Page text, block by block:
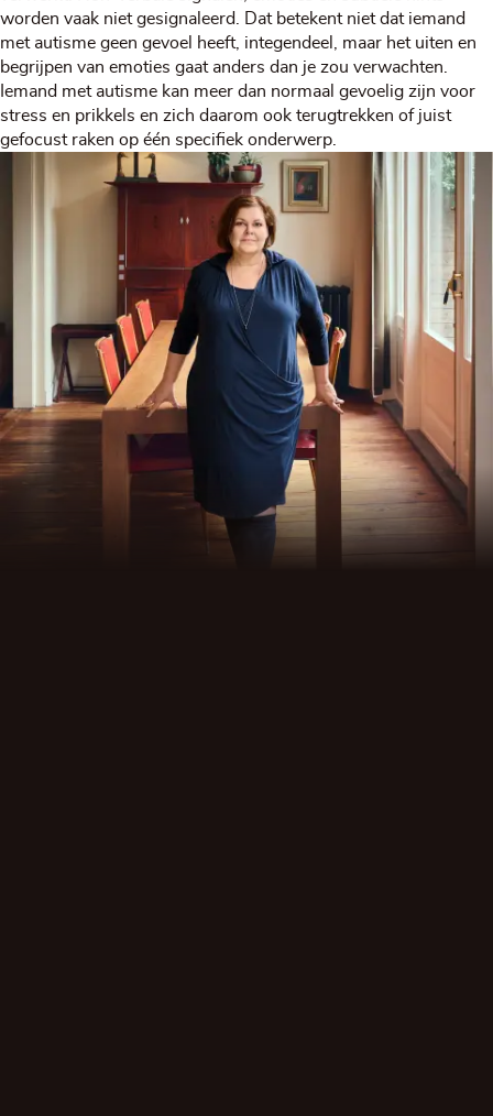
worden vaak niet gesignaleerd. Dat betekent niet dat iemand
met autisme geen gevoel heeft, integendeel, maar het uiten en
begrijpen van emoties gaat anders dan je zou verwachten.
Iemand met autisme kan meer dan normaal gevoelig zijn voor
stress en prikkels en zich daarom ook terugtrekken of juist
gefocust raken op één specifiek onderwerp.